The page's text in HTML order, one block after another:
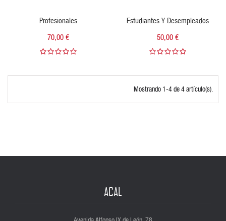
Profesionales
70,00 €
Estudiantes Y Desempleados
50,00 €
Mostrando 1-4 de 4 artículo(s).
ACAL